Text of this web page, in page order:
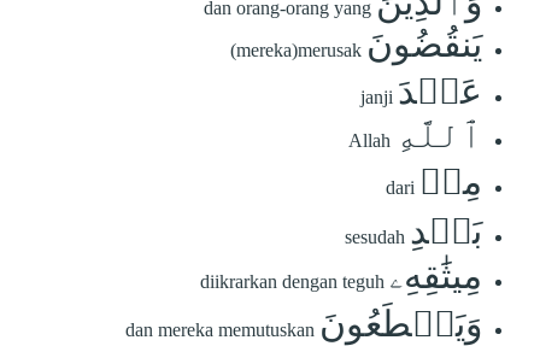
dan orang-orang yang
يَنقُضُونَ (mereka)merusak
عَهۡدَ janji
ٱللَّهِ Allah
مِنۢ dari
بَعۡدِ sesudah
مِيثَٰقِهِۦ diikrarkan dengan teguh
وَيَقۡطَعُونَ dan mereka memutuskan